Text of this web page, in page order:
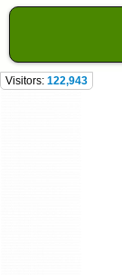
Visitors: 122,943